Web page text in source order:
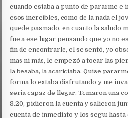
cuando estaba a punto de pararme e
esos increíbles, como de la nada el
quede pasmado, en cuanto la saludo
fue a ese lugar pensando que yo no
fin de encontrarle, el se sentó, yo
mas ni más, le empezó a tocar las
la besaba, la acariciaba. Quise
forma lo estaba disfrutando y me
seria capaz de llegar. Tomaron una
8.20, pidieron la cuenta y salieron
cuenta de inmediato y los seguí